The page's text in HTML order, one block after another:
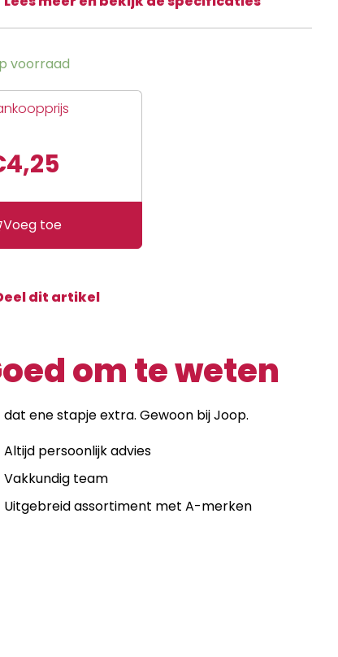
voorraad
4,25
Voeg toe
dit artikel
om te weten
dat ene stapje extra. Gewoon bij Joop.
Altijd persoonlijk advies
Vakkundig team
Uitgebreid assortiment met A-merken